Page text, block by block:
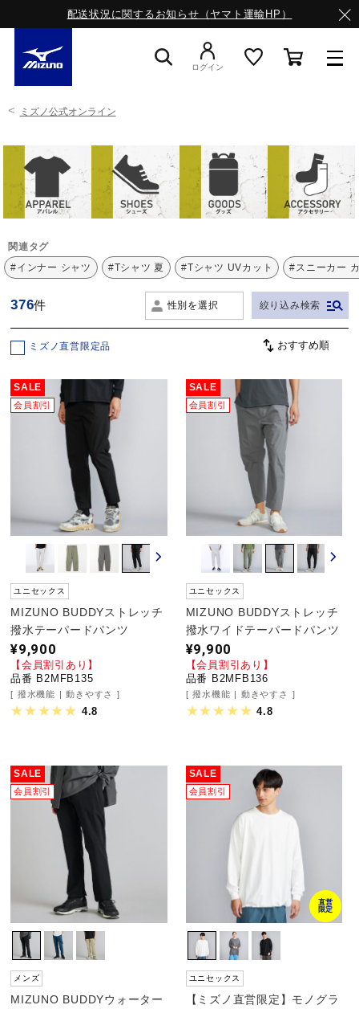
配送状況に関するお知らせ（ヤマト運輸HP）
スニーカー
ライフスタイルウエア
サッカー／フットサル
トレーニング
野球
ゴルフ
スイム
バレーボール
テニス／ソフトテニス
バドミントン
ソフトボール
柔道
ウィンタースポーツ
ログイン
ミズノ公式オンライン
関連タグ
#インナー シャツ
#Tシャツ 夏 #Tシャツ UVカット #スニーカー
376件 性別を選択 絞り込み検索
ミズノ直営限定品
SALE
会員割引
ユニセックス
MIZUNO BUDDYストレッチ
撥水テーパードパンツ
¥9,900
【会員割引あり】
品番 B2MFB135
撥水機能 動きやすさ
4.8
SALE
会員割引
ユニセックス
MIZUNO BUDDYストレッチ
撥水ワイドテーパードパンツ
¥9,900
【会員割引あり】
品番 B2MFB136
撥水機能 動きやすさ
4.8
SALE
会員割引
メンズ
MIZUNO BUDDYウォーター
SALE
会員割引
直営
限定
ユニセックス
【ミズノ直営限定】モノグラ